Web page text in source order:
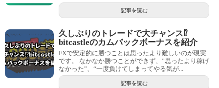
記事を読む
久しぶりのトレードで大チャンス⁉
bitcastleのカムバックボーナスを紹介
FXで安定的に勝つことは思ったより難しいのが現実
です。 なかなか勝つことができず、”思ったより稼げ
なかった”、“一度負けてしまってやる気が...
記事を読む